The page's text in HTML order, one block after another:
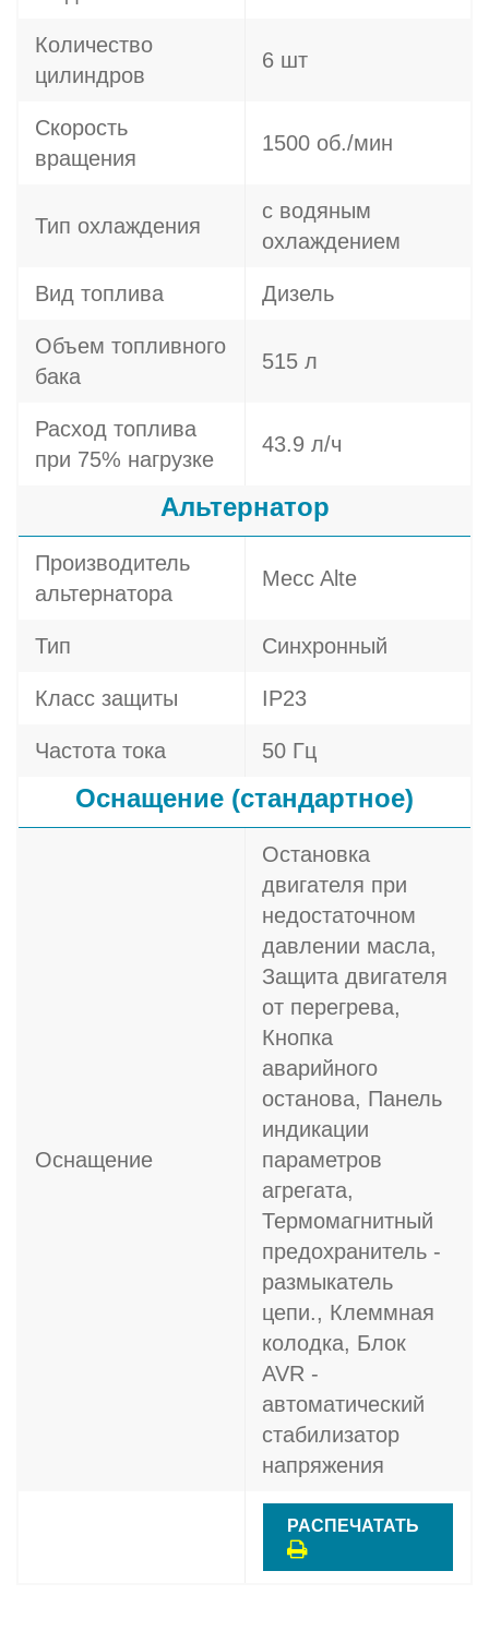
Количество
цилиндров
6 шт
Скорость
вращения
1500 об./мин
Тип охлаждения
с водяным
охлаждением
Вид топлива Дизель
Объем топливного
бака
515 л
Расход топлива
при 75% нагрузке
43.9 л/ч
Альтернатор
Производитель
альтернатора
Mecc Alte
Тип Синхронный
Класс защиты IP23
Частота тока 50 Гц
Оснащение (стандартное)
Оснащение
Остановка
двигателя при
недостаточном
давлении масла,
Защита двигателя
от перегрева,
Кнопка
аварийного
останова, Панель
индикации
параметров
агрегата,
Термомагнитный
предохранитель -
размыкатель
цепи., Клеммная
колодка, Блок
AVR -
автоматический
стабилизатор
напряжения
РАСПЕЧАТАТЬ